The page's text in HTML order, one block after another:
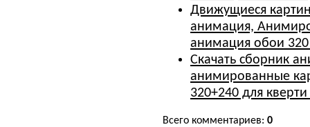
Движущиеся
анимация,
анимация обои
Скачать сборник
анимированные
320+240 для
Всего комментариев: 0